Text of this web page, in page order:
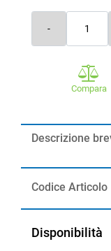
Compara
Descrizione
Codice Articolo
Disponibilità